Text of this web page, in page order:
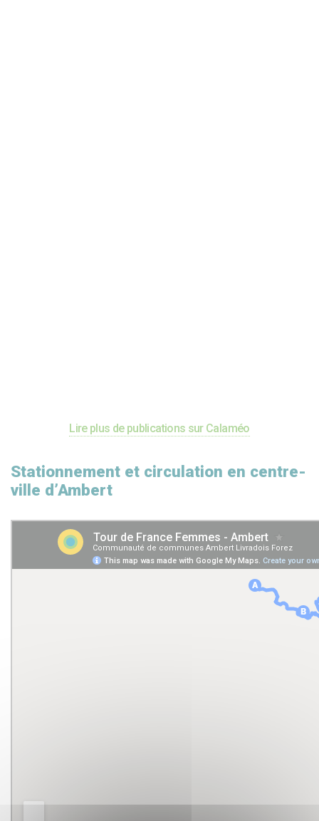
Lire plus de publications sur Calaméo
Stationnement et circulation en centre-
ville d’Ambert